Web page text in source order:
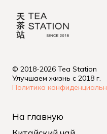
© 2018-2026 Tea Station
Улучшаем жизнь с 2018 г.
Политика
На главную